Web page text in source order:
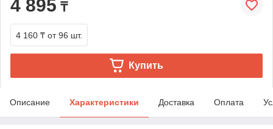
4 895 ₸
4 160 ₸ от 96 шт.
Купить
Описание Характеристики Доставка Оплата